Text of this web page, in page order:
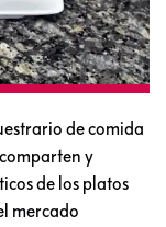
de comida
y
de los platos
mercado